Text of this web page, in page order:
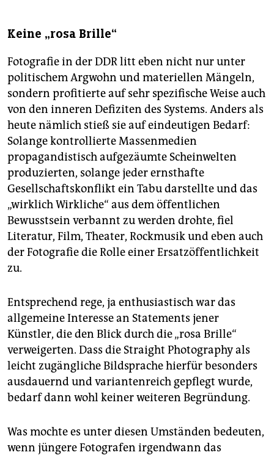
Keine „rosa Brille“
Fotografie in der DDR litt eben nicht nur unter
politischem Argwohn und materiellen Mängeln,
sondern profitierte auf sehr spezifische Weise auch
von den inneren Defiziten des Systems. Anders als
heute nämlich stieß sie auf eindeutigen Bedarf:
Solange kontrollierte Massenmedien
propagandistisch aufgezäumte Scheinwelten
produzierten, solange jeder ernsthafte
Gesellschaftskonflikt ein Tabu darstellte und das
„wirklich Wirkliche“ aus dem öffentlichen
Bewusstsein verbannt zu werden drohte, fiel
Literatur, Film, Theater, Rockmusik und eben auch
der Fotografie die Rolle einer Ersatzöffentlichkeit
zu.
Entsprechend rege, ja enthusiastisch war das
allgemeine Interesse an Statements jener
Künstler, die den Blick durch die „rosa Brille“
verweigerten. Dass die Straight Photography als
leicht zugängliche Bildsprache hierfür besonders
ausdauernd und variantenreich gepflegt wurde,
bedarf dann wohl keiner weiteren Begründung.
Was mochte es unter diesen Umständen bedeuten,
wenn jüngere Fotografen irgendwann das